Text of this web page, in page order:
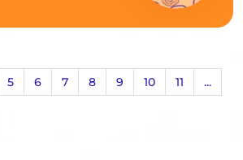
5 6 7 8 9 10 11
...